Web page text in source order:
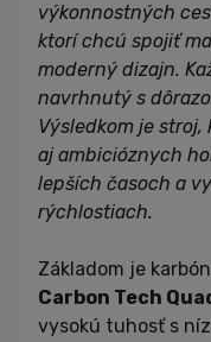
výkonnostných
ktorí chcú spojiť
moderný dizajn.
navrhnutý s
Výsledkom je
aj ambicióznych
lepších časoch a
rýchlostiach.
Základom je
Carbon Tech
vysokú tuhosť s